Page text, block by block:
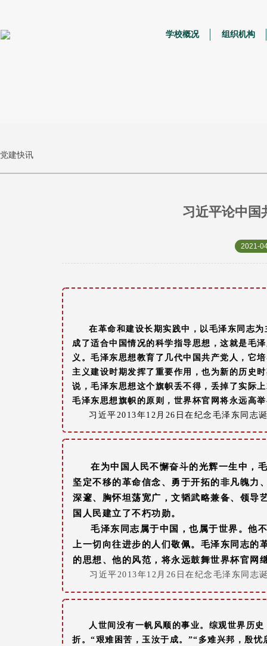
学校概况 组织机构
党建快讯
习近平论中国
2021-
在革命和建设长期实践中，以毛泽东同志
成了适合中国情况的科学指导思想，这就是毛
义。毛泽东思想教育了几代中国共产党人，它
主义建设时期发挥了重要作用，也为新的历史
说，毛泽东思想这个旗帜丢不得，丢掉了实际
毛泽东思想旗帜的原则，世界杯官网将永远高
习近平2013年12月26日在纪念毛泽东同志
在为中国人民不懈奋斗的光辉一生中，
坚定不移的革命信念、勇于开拓的非凡魄力
深邃、胸怀坦荡宽广，文韬武略兼备、领导
国人民建立了不朽功勋。
毛泽东同志属于中国，也属于世界。他
上一切向往进步的人们敬佩。毛泽东同志
的思想、他的风范，将永远鼓舞世界杯官网
习近平2013年12月26日在纪念毛泽东同志
人世间没有一帆风顺的事业。综观世界历
折。“艰难困苦，玉汝于成。”“多难兴邦，殷